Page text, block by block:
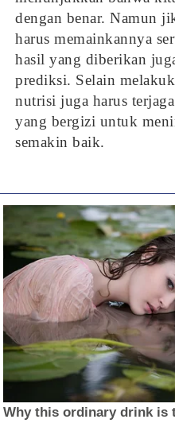
dengan benar. Namun
harus memainkannya
hasil yang diberikan
prediksi. Selain
nutrisi juga harus
yang bergizi untuk
semakin baik.